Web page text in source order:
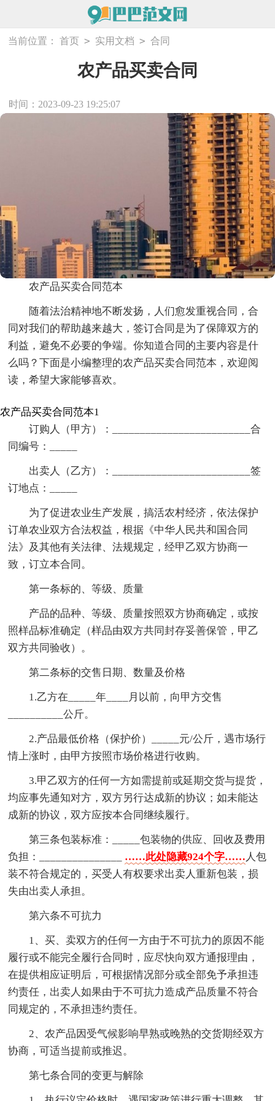
当前位置： 首页 > 实用文档 > 合同
农产品买卖合同
时间：2023-09-23 19:25:07
农产品买卖合同范本
随着法治精神地不断发扬，人们愈发重视合同，合
同对我们的帮助越来越大，签订合同是为了保障双方的
利益，避免不必要的争端。你知道合同的主要内容是什
么吗？下面是小编整理的农产品买卖合同范本，欢迎阅
读，希望大家能够喜欢。
农产品买卖合同范本1
订购人（甲方）：_________________________合
同编号：_____
出卖人（乙方）：_________________________签
订地点：_____
为了促进农业生产发展，搞活农村经济，依法保护
订单农业双方合法权益，根据《中华人民共和国合同
法》及其他有关法律、法规规定，经甲乙双方协商一
致，订立本合同。
第一条标的、等级、质量
产品的品种、等级、质量按照双方协商确定，或按
照样品标准确定（样品由双方共同封存妥善保管，甲乙
双方共同验收）。
第二条标的交售日期、数量及价格
1.乙方在_____年____月以前，向甲方交售
__________公斤。
2.产品最低价格（保护价）_____元/公斤，遇市场行
情上涨时，由甲方按照市场价格进行收购。
3.甲乙双方的任何一方如需提前或延期交货与提货，
均应事先通知对方，双方另行达成新的协议；如未能达
成新的协议，双方应按本合同继续履行。
第三条包装标准：_____包装物的供应、回收及费用
负担：_______________ ……此处隐藏924个字…… 人包
装不符合规定的，买受人有权要求出卖人重新包装，损
失由出卖人承担。
第六条不可抗力
1、买、卖双方的任何一方由于不可抗力的原因不能
履行或不能完全履行合同时，应尽快向双方通报理由，
在提供相应证明后，可根据情况部分或全部免予承担违
约责任，出卖人如果由于不可抗力造成产品质量不符合
同规定的，不承担违约责任。
2、农产品因受气候影响早熟或晚熟的交货期经双方
协商，可适当提前或推迟。
第七条合同的变更与解除